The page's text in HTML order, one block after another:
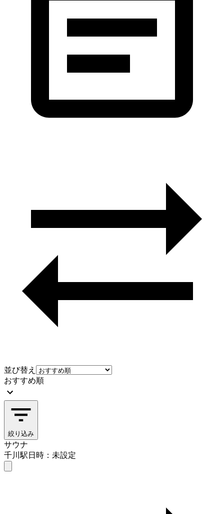
並び替え
おすすめ順
絞り込み
サウナ
千川駅日時：未設定